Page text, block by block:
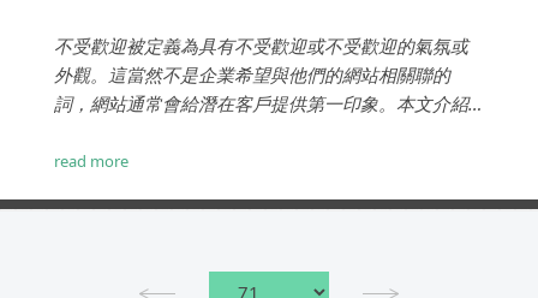
不受歡迎被定義為具有不受歡迎或不受歡迎的氣氛或
外觀。這當然不是企業希望與他們的網站相關聯的
詞，網站通常會給潛在客戶提供第一印象。本文介紹
read more